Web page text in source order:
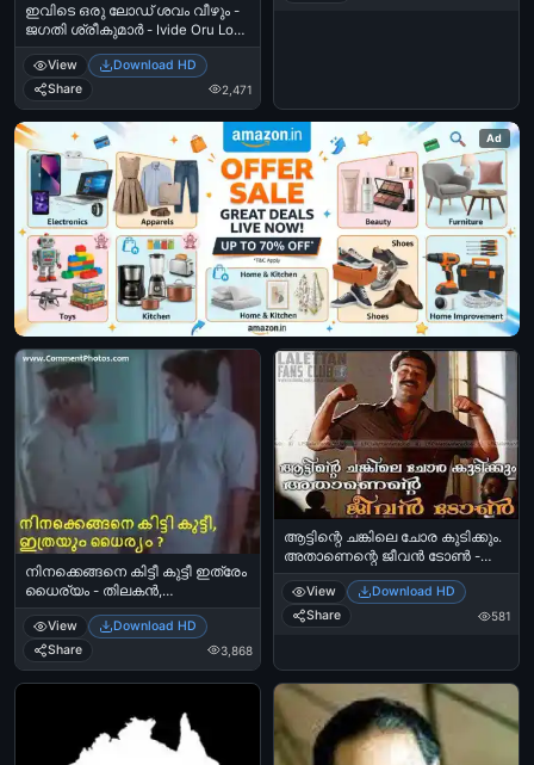
ഇവിടെ ഒരു ലോഡ് ശവം വീഴും -
ജഗതി ശ്രീകുമാര്‍ - Ivide Oru Load
Shavam Veezhum - Jagathy
Sreekumar
View
Download HD
Share
2,471
Ad
നിനക്കെങ്ങനെ കിട്ടീ കുട്ടീ ഇത്രേം
ധൈര്യം - തിലകന്‍,
മോഹന്‍ലാല്‍ - Ninakkengane
Kittee Kutti Ithrem Dhairyam -
Thilakan and Mohanlal Comedy
View
Download HD
Share
3,868
ആട്ടിന്റെ ചങ്കിലെ ചോര കുടിക്കും.
അതാണെന്റെ ജീവന്‍ ടോണ്‍ -
ആട്തോമ, സ്ഫടികം - മോഹന്‍ലാല്‍
- Aatinte Chankile Chora
Kudikkum. Athaanente Jeevan
Tone - Aaduthoma in Sphadikam -
View
Download HD
Share
581